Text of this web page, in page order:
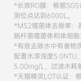
*长效RO膜：根据
测位点达到6000L。
*MS2噬菌体去除率：
肠杆菌噬菌体和体细
*有效去除水中有害物
配置水浑浊度5.0NTU
5.00mg/L，过滤水耗
*天猫精灵LOT认证：